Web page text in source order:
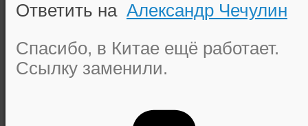
Ответить на Александр Чечулин
Спасибо, в Китае ещё работает.
Ссылку заменили.